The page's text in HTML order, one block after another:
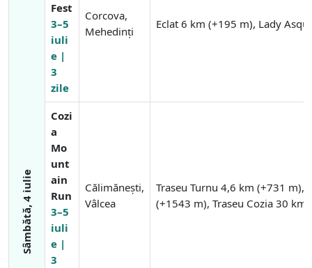
Sâmbătă, 4 iulie
Fest
3–5
iuli
e |
3
zile
Corcova,
Mehedinți
Eclat 6 km (+195 m), Lady
Cozi
a
Mo
unt
ain
Run
3–5
iuli
e |
3
Călimănești,
Vâlcea
Traseu Turnu 4,6 km (+731 m),
(+1543 m), Traseu Cozia 30 km